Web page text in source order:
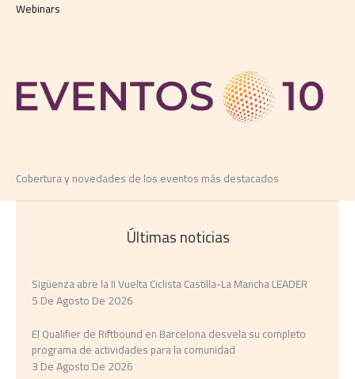
Webinars
Cobertura y novedades de los eventos más destacados
Últimas noticias
Sigüenza abre la II Vuelta Ciclista Castilla-La Mancha LEADER
5 De Agosto De 2026
El Qualifier de Riftbound en Barcelona desvela su completo
programa de actividades para la comunidad
3 De Agosto De 2026